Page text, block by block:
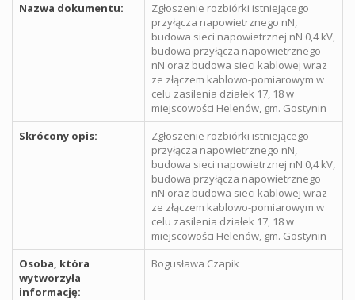
Nazwa dokumentu:
Zgłoszenie rozbiórki istniejącego
przyłącza napowietrznego nN,
budowa sieci napowietrznej nN 0,4 kV,
budowa przyłącza napowietrznego
nN oraz budowa sieci kablowej wraz
ze złączem kablowo-pomiarowym w
celu zasilenia działek 17, 18 w
miejscowości Helenów, gm. Gostynin
Skrócony opis:
Zgłoszenie rozbiórki istniejącego
przyłącza napowietrznego nN,
budowa sieci napowietrznej nN 0,4 kV,
budowa przyłącza napowietrznego
nN oraz budowa sieci kablowej wraz
ze złączem kablowo-pomiarowym w
celu zasilenia działek 17, 18 w
miejscowości Helenów, gm. Gostynin
Osoba, która
wytworzyła
informację:
Bogusława Czapik